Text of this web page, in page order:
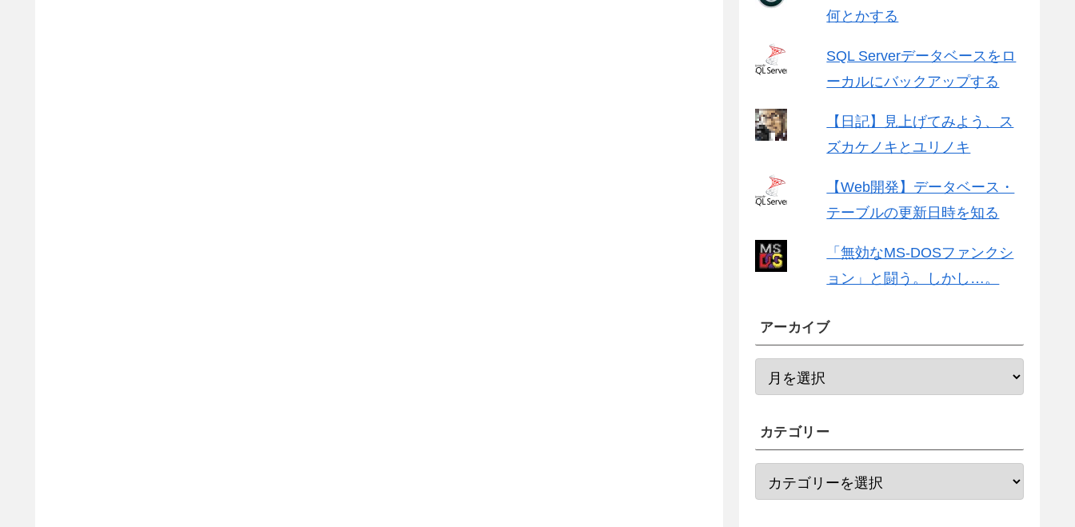
何とかする
SQL Serverデータベースをロ
ーカルにバックアップする
【日記】見上げてみよう、ス
ズカケノキとユリノキ
【Web開発】データベース・
テーブルの更新日時を知る
「無効なMS-DOSファンクシ
ョン」と闘う。しかし…。
アーカイブ
カテゴリー